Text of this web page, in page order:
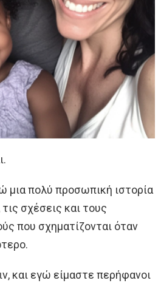
μια πολύ προσωπική ιστορία
σχέσεις και τους
που σχηματίζονται όταν
και εγώ είμαστε περήφανοι